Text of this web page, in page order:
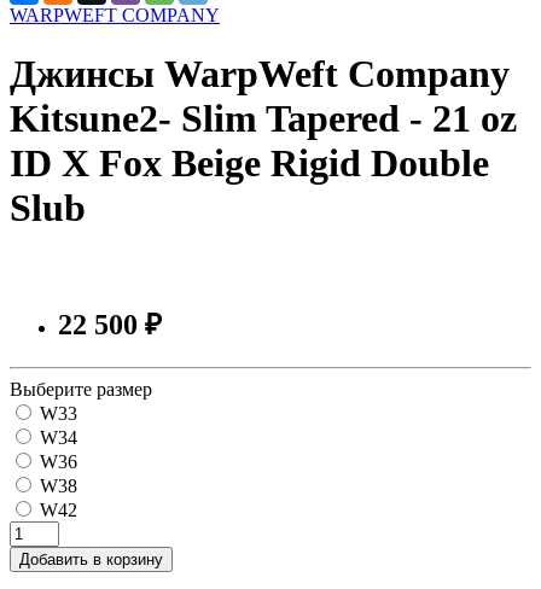
WARPWEFT COMPANY
Джинсы WarpWeft Company
Kitsune2- Slim Tapered - 21 oz
ID X Fox Beige Rigid Double
Slub
22 500 ₽
Выберите размер
W33
W34
W36
W38
W42
Добавить в корзину